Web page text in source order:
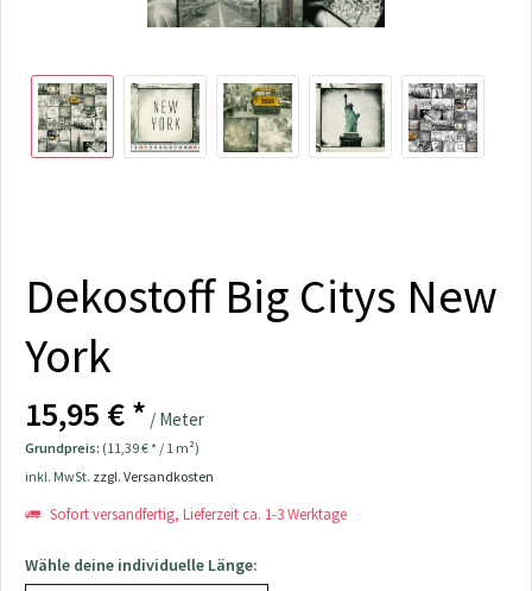
Dekostoff Big Citys New
York
15,95 € * / Meter
Grundpreis: (11,39 € * / 1 m²)
inkl. MwSt. zzgl. Versandkosten
Sofort versandfertig, Lieferzeit ca. 1-3 Werktage
Wähle deine individuelle Länge: